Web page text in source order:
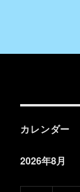
カレンダー
2026年8月